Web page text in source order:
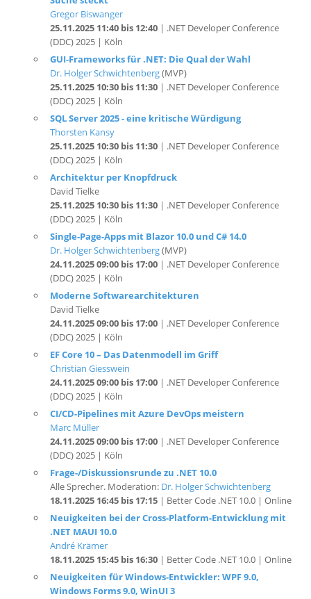
(DDC) 2025 | Köln
GUI-Frameworks für .NET: Die Qual der Wahl
Dr. Holger Schwichtenberg
25.11.2025 10:30 bis 11:30| .NET Developer Conference
(DDC) 2025 | Köln
SQL Server 2025 - eine kritische Würdigung
Thorsten Kansy
25.11.2025 10:30 bis 11:30| .NET Developer Conference
(DDC) 2025 | Köln
Architektur per Knopfdruck
David Tielke
25.11.2025 10:30 bis 11:30| .NET Developer Conference
(DDC) 2025 | Köln
Single-Page-Apps mit Blazor 10.0 und C# 14.0
Dr. Holger Schwichtenberg
24.11.2025 09:00 bis 17:00| .NET Developer Conference
(DDC) 2025 | Köln
Moderne Softwarearchitekturen
David Tielke
24.11.2025 09:00 bis 17:00| .NET Developer Conference
(DDC) 2025 | Köln
EF Core 10 – Das Datenmodell im Griff
Christian Giesswein
24.11.2025 09:00 bis 17:00| .NET Developer Conference
(DDC) 2025 | Köln
CI/CD-Pipelines mit Azure DevOps meistern
Marc Müller
24.11.2025 09:00 bis 17:00| .NET Developer Conference
(DDC) 2025 | Köln
Frage-/Diskussionsrunde zu .NET 10.0
Alle Sprecher. Moderation:
18.11.2025 16:45 bis 17:15| Better Code .NET 10.0 | Online
Neuigkeiten bei der Cross-Platform-Entwicklung mit
.NET MAUI 10.0
André Krämer
18.11.2025 15:45 bis 16:30
Neuigkeiten für Windows-Entwickler: WPF 9.0,
Windows Forms 9.0, WinUI 3
Thomas Claudius Huber
18.11.2025 14:30 bis 15:15| Better Code .NET 10.0 | Online